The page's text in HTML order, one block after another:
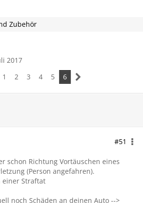
Zubehör
2017
1
2 3 4 5 6
#51
schon Richtung Vortäuschen eines
(Person angefahren).
einer Straftat
noch Schäden an deinen Auto -->